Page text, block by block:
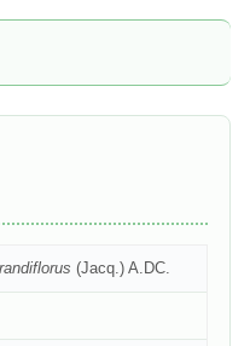
(Jacq.) A.DC.